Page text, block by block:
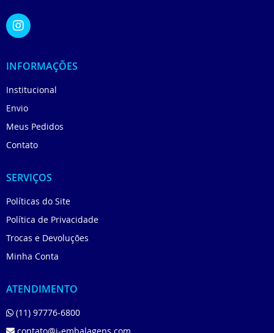
INFORMAÇÕES
Institucional
Envio
Meus Pedidos
Contato
SERVIÇOS
Políticas do Site
Política de Privacidade
Trocas e Devoluções
Minha Conta
ATENDIMENTO
(11) 97776-6800